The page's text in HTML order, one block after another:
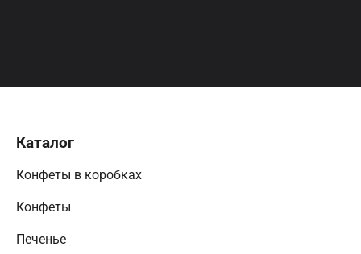
Каталог
Конфеты в коробках
Конфеты
Печенье